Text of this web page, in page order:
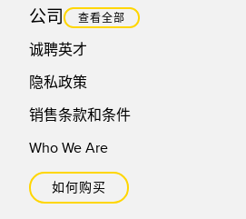
公司 查看全部
诚聘英才
隐私政策
销售条款和条件
Who We Are
如何购买